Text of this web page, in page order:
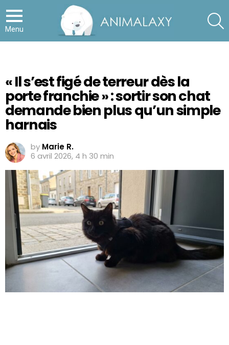
Menu
« Il s’est figé de terreur dès la
porte franchie » : sortir son chat
demande bien plus qu’un simple
harnais
by Marie R.
6 avril 2026, 4 h 30 min